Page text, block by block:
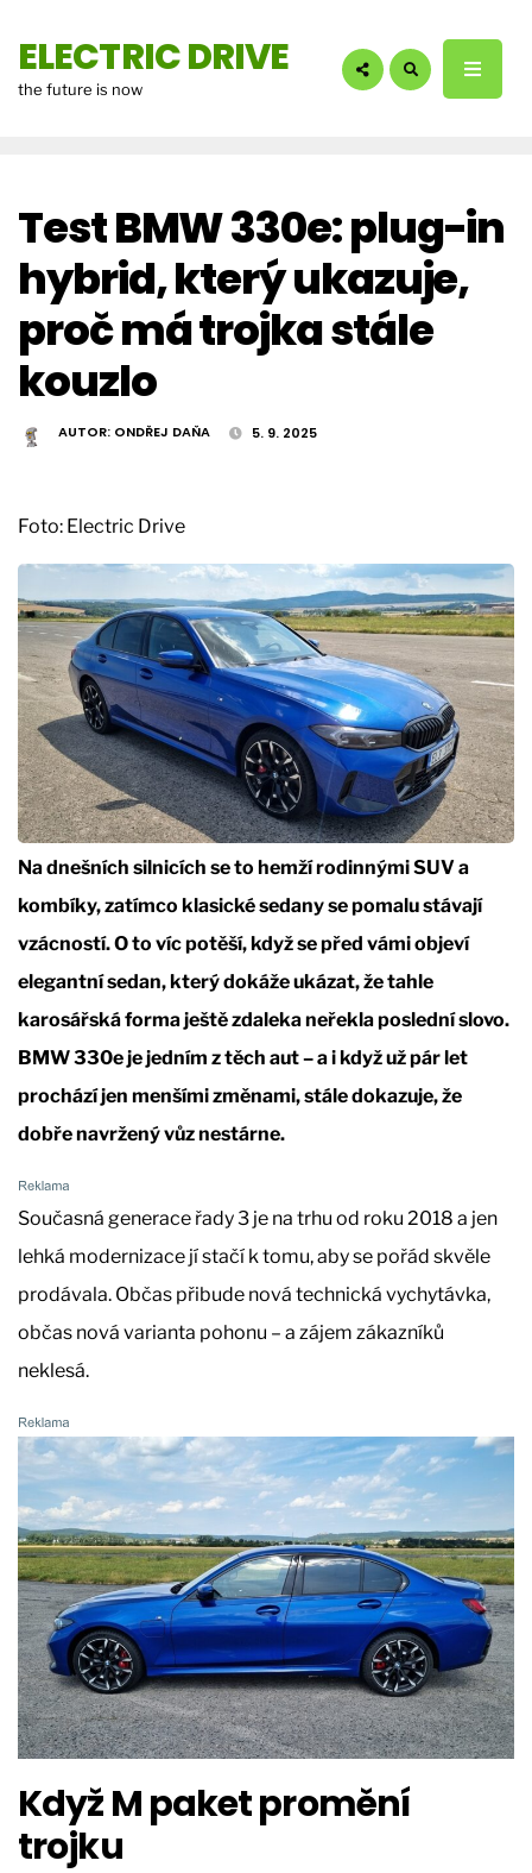
ELECTRIC DRIVE
the future is now
Test BMW 330e: plug-in
hybrid, který ukazuje,
proč má trojka stále
kouzlo
AUTOR: ONDŘEJ DAŇA 5. 9. 2025
Foto: Electric Drive
Na dnešních silnicích se to hemží rodinnými SUV a
kombíky, zatímco klasické sedany se pomalu stávají
vzácností. O to víc potěší, když se před vámi objeví
elegantní sedan, který dokáže ukázat, že tahle
karosářská forma ještě zdaleka neřekla poslední slovo.
BMW 330e je jedním z těch aut – a i když už pár let
prochází jen menšími změnami, stále dokazuje, že
dobře navržený vůz nestárne.
Současná generace řady 3 je na trhu od roku 2018 a jen
lehká modernizace jí stačí k tomu, aby se pořád skvěle
prodávala. Občas přibude nová technická vychytávka,
občas nová varianta pohonu – a zájem zákazníků
neklesá.
Když M paket promění
trojku